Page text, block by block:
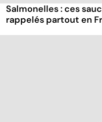
Salmonelles : ces
rappelés partout en